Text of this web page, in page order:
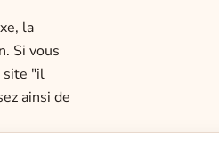
la
Si vous
site "il
ainsi de